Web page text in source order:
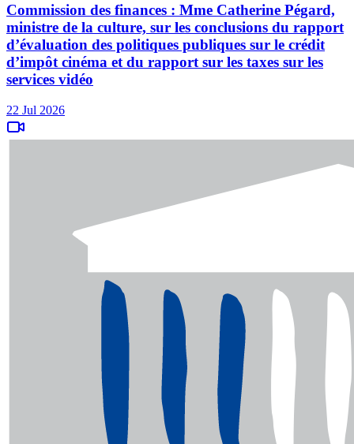
Commission des finances : Mme Catherine Pégard,
ministre de la culture, sur les conclusions du rapport
d’évaluation des politiques publiques sur le crédit
d’impôt cinéma et du rapport sur les taxes sur les
services vidéo
22 Jul 2026